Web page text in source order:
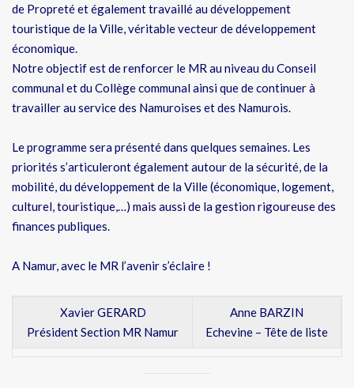
de Propreté et également travaillé au développement
touristique de la Ville, véritable vecteur de développement
économique.
Notre objectif est de renforcer le MR au niveau du Conseil
communal et du Collège communal ainsi que de continuer à
travailler au service des Namuroises et des Namurois.
Le programme sera présenté dans quelques semaines. Les
priorités s’articuleront également autour de la sécurité, de la
mobilité, du développement de la Ville (économique, logement,
culturel, touristique,…) mais aussi de la gestion rigoureuse des
finances publiques.
A Namur, avec le MR l’avenir s’éclaire !
Xavier GERARD
Président Section MR Namur
Anne BARZIN
Echevine – Tête de liste